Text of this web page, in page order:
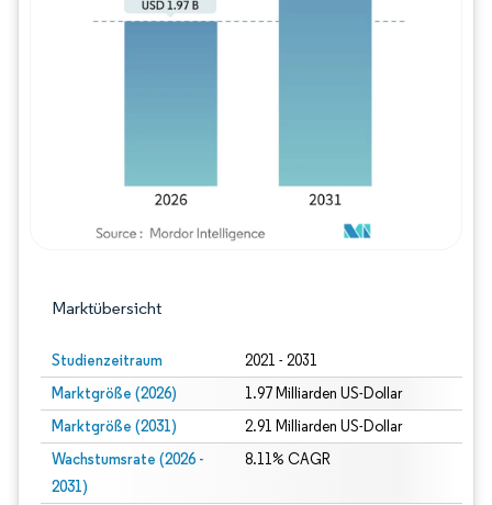
Marktübersicht
Studienzeitraum 2021 - 2031
Marktgröße (2026) 1.97 Milliarden US-Dollar
Marktgröße (2031) 2.91 Milliarden US-Dollar
Wachstumsrate (2026 -
2031)
8.11% CAGR